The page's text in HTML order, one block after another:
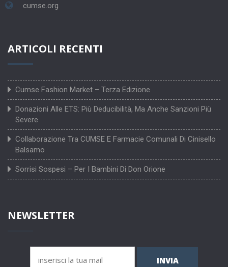
cumse.org
ARTICOLI RECENTI
Cumse Fashion Market – Terza Edizione
Donazioni Alle ETS: Più Deducibilità, Ma Anche Sanzioni Più
Severe
Collaborazione Tra CUMSE E Farmacie Comunali Di Cinisello
Balsamo
Sorrisi Sospesi – Per I Bambini Di Don Orione
NEWSLETTER
INVIA